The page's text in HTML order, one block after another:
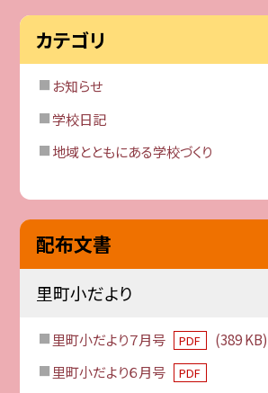
カテゴリ
お知らせ
学校日記
地域とともにある学校づくり
配布文書
里町小だより
里町小だより７月号 PDF
(389 KB)
里町小だより６月号
PDF